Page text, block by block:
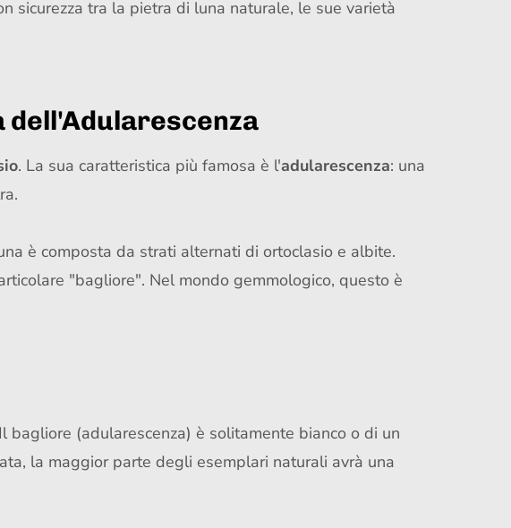
sicurezza tra la pietra di luna naturale, le sue varietà
dell'Adularescenza
. La sua caratteristica più famosa è l'adularescenza: una
è composta da strati alternati di ortoclasio e albite.
"bagliore". Nel mondo gemmologico, questo è
(adularescenza) è solitamente bianco o di un
la maggior parte degli esemplari naturali avrà una